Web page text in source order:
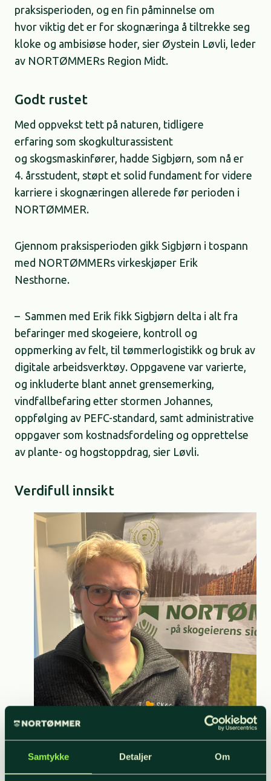
Samtykke Detaljer Om
praksisperioden, og en fin påminnelse om
hvor viktig det er for skognæringa å tiltrekke seg
kloke og ambisiøse hoder, sier Øystein Løvli, leder
av NORTØMMERs Region Midt.
Godt rustet
Med oppvekst tett på naturen, tidligere
erfaring som skogkulturassistent
og skogsmaskinfører, hadde Sigbjørn, som nå er
4. årsstudent, støpt et solid fundament for videre
karriere i skognæringen allerede før perioden i
NORTØMMER.
Gjennom praksisperioden gikk Sigbjørn i tospann
med NORTØMMERs virkeskjøper Erik
Nesthorne.
– Sammen med Erik fikk Sigbjørn delta i alt fra
befaringer med skogeiere, kontroll og
oppmerking av felt, til tømmerlogistikk og bruk av
digitale arbeidsverktøy. Oppgavene var varierte,
og inkluderte blant annet grensemerking,
vindfallbefaring etter stormen Johannes,
oppfølging av PEFC-standard, samt administrative
oppgaver som kostnadsfordeling og opprettelse
av plante- og hogstoppdrag, sier Løvli.
Verdifull innsikt
Foto: NORTØMMER.